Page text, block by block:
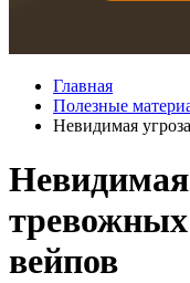
Главная
Полезные
Невидимая
вейпов